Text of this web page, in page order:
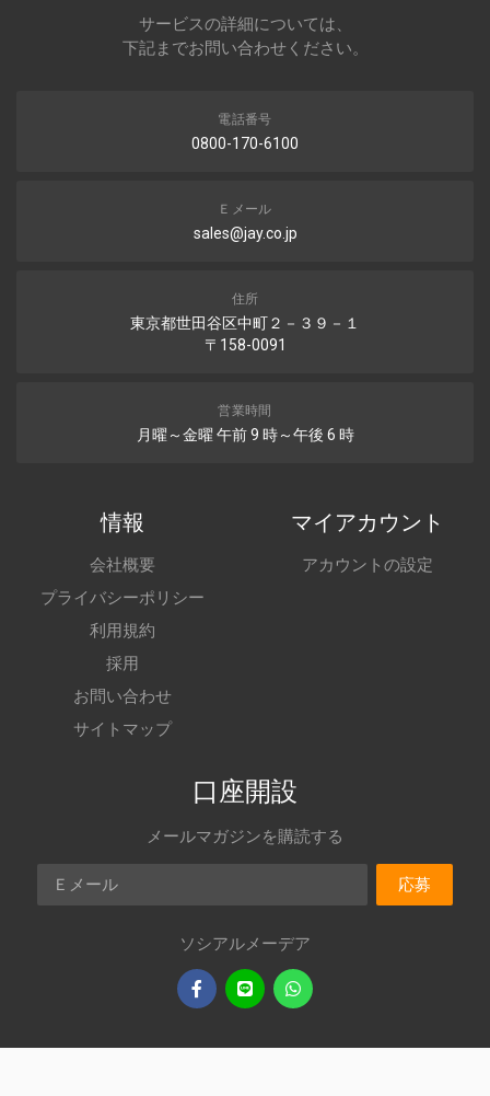
サービスの詳細については、
下記までお問い合わせください。
電話番号
0800-170-6100
Ｅメール
sales@jay.co.jp
住所
東京都世田谷区中町２－３９－１
〒158-0091
営業時間
月曜～金曜 午前 9 時～午後 6 時
情報
会社概要
プライバシーポリシー
利用規約
採用
お問い合わせ
サイトマップ
マイアカウント
アカウントの設定
口座開設
メールマガジンを購読する
Ｅメール
応募
ソシアルメーデア